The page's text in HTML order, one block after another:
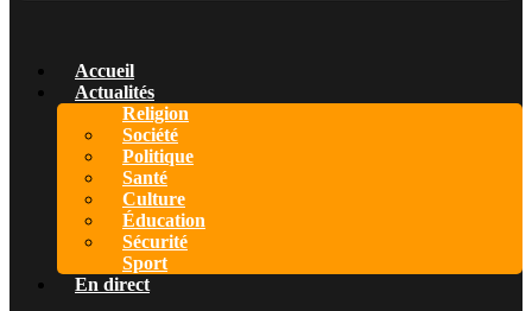
Accueil
Actualités
Religion
Société
Politique
Santé
Culture
Éducation
Sécurité
Sport
En direct